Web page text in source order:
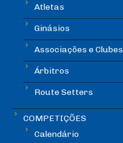
Atletas
Ginásios
Associações e Clubes
Árbitros
Route Setters
COMPETIÇÕES
Calendário